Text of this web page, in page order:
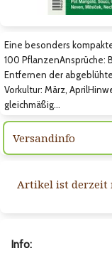
Eine besonders
100
Entfernen der
Vorkultur: März,
gleichmäßig…
Versandinfo
Artikel ist derzeit
Info: